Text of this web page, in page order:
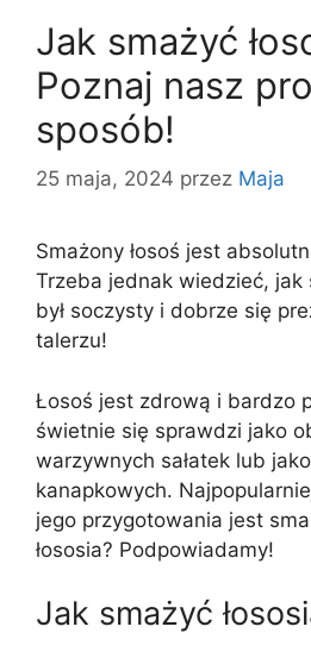
Jak smażyć
Poznaj nasz
sposób!
25 maja, 2024 przez Maja
Smażony łosoś jest
Trzeba jednak wiedzieć, jak
był soczysty i dobrze się
talerzu!
Łosoś jest zdrową i bardzo
świetnie się sprawdzi jako
warzywnych sałatek lub
kanapkowych.
jego przygotowania jest
łososia? Podpowiadamy!
Jak smażyć